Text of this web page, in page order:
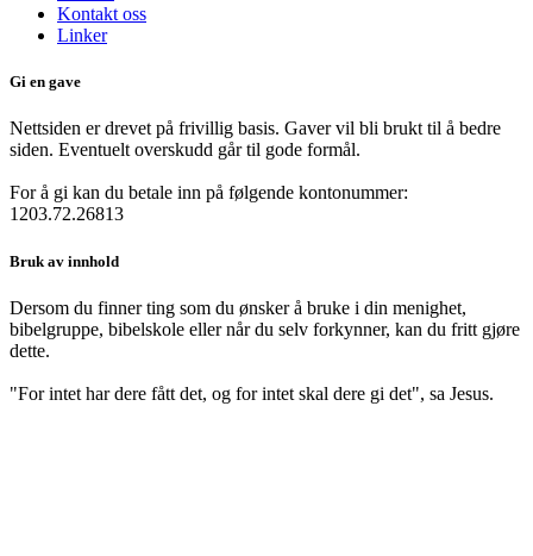
Kontakt oss
Linker
Gi en gave
Nettsiden er drevet på frivillig basis. Gaver vil bli brukt til å bedre
siden. Eventuelt overskudd går til gode formål.
For å gi kan du betale inn på følgende kontonummer:
1203.72.26813
Bruk av innhold
Dersom du finner ting som du ønsker å bruke i din menighet,
bibelgruppe, bibelskole eller når du selv forkynner, kan du fritt gjøre
dette.
"For intet har dere fått det, og for intet skal dere gi det", sa Jesus.